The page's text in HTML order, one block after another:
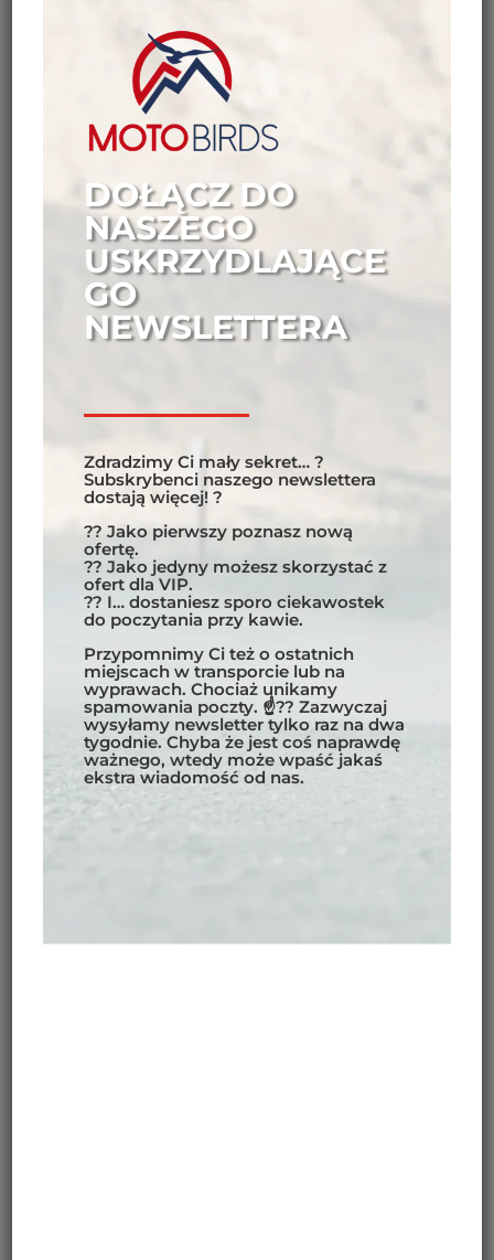
DOŁĄCZ DO
NASZEGO
USKRZYDLAJĄCE
GO
NEWSLETTERA
Zdradzimy Ci mały sekret… ?
Subskrybenci naszego newslettera
dostają więcej! ?
?? Jako pierwszy poznasz nową
ofertę.
?? Jako jedyny możesz skorzystać z
ofert dla VIP.
?? I… dostaniesz sporo ciekawostek
do poczytania przy kawie.
Przypomnimy Ci też o ostatnich
miejscach w transporcie lub na
wyprawach. Chociaż unikamy
spamowania poczty. ☝?? Zazwyczaj
wysyłamy newsletter tylko raz na dwa
tygodnie. Chyba że jest coś naprawdę
ważnego, wtedy może wpaść jakaś
ekstra wiadomość od nas.